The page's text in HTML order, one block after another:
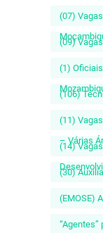
(07)
(09)
(1)
(106)
(11)
– Várias
(14)
(30)
(EMOSE)
“Agentes”